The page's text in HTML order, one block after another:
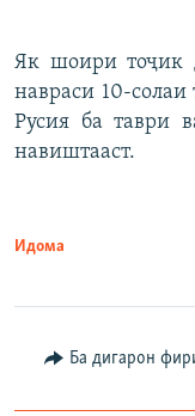
Як шоири тоҷик
навраси 10-
Русия ба таври
навиштааст.
Идома
Ба дигарон